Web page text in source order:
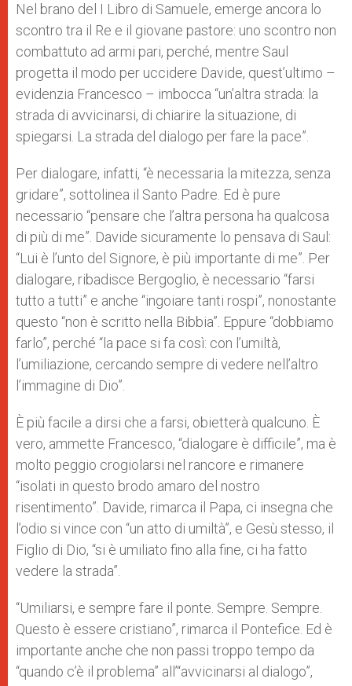
Nel brano del I Libro di Samuele, emerge ancora lo
scontro tra il Re e il giovane pastore: uno scontro non
combattuto ad armi pari, perché, mentre Saul
progetta il modo per uccidere Davide, quest’ultimo –
evidenzia Francesco – imbocca “un’altra strada: la
strada di avvicinarsi, di chiarire la situazione, di
spiegarsi. La strada del dialogo per fare la pace”.
Per dialogare, infatti, “è necessaria la mitezza, senza
gridare”, sottolinea il Santo Padre. Ed è pure
necessario “pensare che l’altra persona ha qualcosa
di più di me”. Davide sicuramente lo pensava di Saul:
“Lui è l’unto del Signore, è più importante di me”. Per
dialogare, ribadisce Bergoglio, è necessario “farsi
tutto a tutti” e anche “ingoiare tanti rospi”, nonostante
questo “non è scritto nella Bibbia”. Eppure “dobbiamo
farlo”, perché “la pace si fa così: con l’umiltà,
l’umiliazione, cercando sempre di vedere nell’altro
l’immagine di Dio”.
È più facile a dirsi che a farsi, obietterà qualcuno. È
vero, ammette Francesco, “dialogare è difficile”, ma è
molto peggio crogiolarsi nel rancore e rimanere
“isolati in questo brodo amaro del nostro
risentimento”. Davide, rimarca il Papa, ci insegna che
l’odio si vince con “un atto di umiltà”, e Gesù stesso, il
Figlio di Dio, “si è umiliato fino alla fine, ci ha fatto
vedere la strada”.
“Umiliarsi, e sempre fare il ponte. Sempre. Sempre.
Questo è essere cristiano”, rimarca il Pontefice. Ed è
importante anche che non passi troppo tempo da
“quando c’è il problema” all’“avvicinarsi al dialogo”,